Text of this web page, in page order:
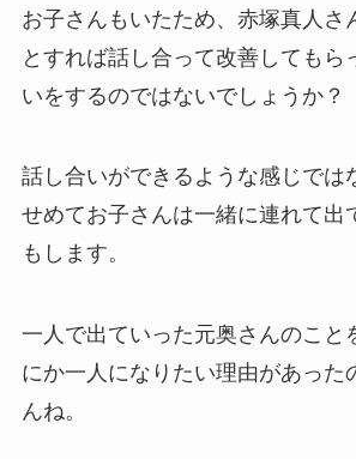
お子さんもいたため、赤塚真人さ
とすれば話し合って改善してもら
いをするのではないでしょうか？
話し合いができるような感じでは
せめてお子さんは一緒に連れて出
もします。
一人で出ていった元奥さんのこと
にか一人になりたい理由があった
んね。